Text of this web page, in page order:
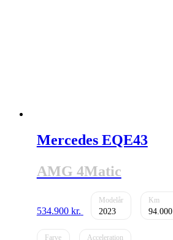
Mercedes EQE43
AMG 4Matic
534.900 kr. 2023 94.000